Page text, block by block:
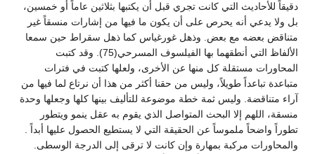
دقيقاً للأحاديث التي كانت تجري قبل أن يكتبها بثلاثين عاماً أو خمسين،
بل ولا يدعي أنه يحرص على أن يكون ما فيها من إشارات منسقاً غير
متناقض بعضه مع بعض. وذهل غورغياس كما ذهل سقراط حين سمعا
الألفاظ التي أنطقهما بها الفيلسوف المسرحي(75). وقد كتبت
المحاورات مستقلة كل منها عن الأخرى، ولعلها كتبت في فترات
متباعدة تباعداً طويلاً، وليس من حقنا أكثر من هذا أن نرتاع لما فيها من
آراء متناقضة. وليس ثمة خطة موضوعة للتأليف بينها كلها وجعلها وحدة
منسقة، اللهم إلا البحث المتواصل الذي يقوم به عقل ينمو ويتطور
تطوراً واضحاً ملموساً عن الحقيقة التي لا يستطيع الحصول عليها أبداً .
والمحاورات مركبة بمهارة وإن كانت لا ترقى إلى الدرجة الوسطى.